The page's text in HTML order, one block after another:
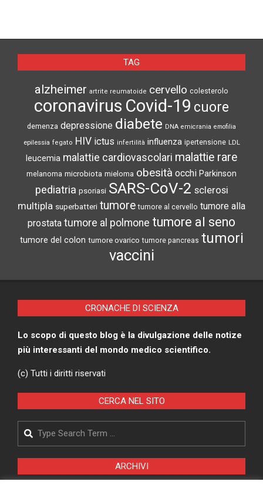
TAG
alzheimer artrite reumatoide cervello colesterolo
coronavirus Covid-19 cuore
demenza depressione diabete DNA emicrania emofilia
epilessia fegato HIV ictus infertilità influenza ipertensione LDL
leucemia malattie cardiovascolari malattie rare
melanoma microbiota mieloma obesità occhi Parkinson
pediatria psoriasi SARS-CoV-2 sclerosi
multipla superbatteri tumore tumore al cervello tumore alla
prostata tumore al polmone tumore al seno
tumore del colon tumore ovarico tumore pancreas tumori
vaccini
CRONACHE DI SCIENZA
Lo scopo di questo blog è la divulgazione delle notize
più interessanti del mondo medico scientifico.
(c) Tutti i diritti riservati
CERCA NEL SITO
ARCHIVI